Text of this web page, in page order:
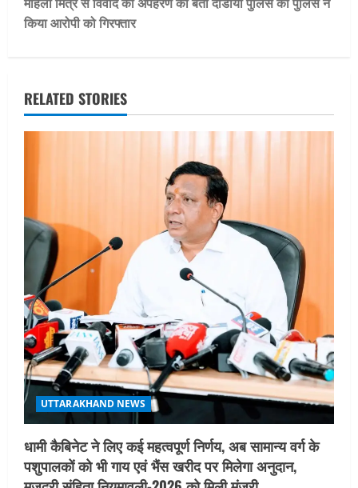
t
a
v
a
t
i
o
n
किया आरोपी को गिरफ्तार
RELATED STORIES
UTTARAKHAND NEWS
धामी कैबिनेट ने लिए कई महत्वपूर्ण निर्णय, अब सामान्य वर्ग के
पशुपालकों को भी गाय एवं भैंस खरीद पर मिलेगा अनुदान,